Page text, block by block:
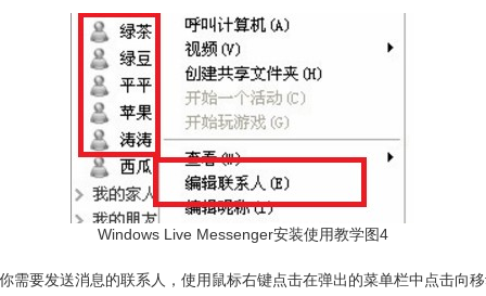
Windows Live Messenger安装使用教学图4
要发送消息的联系人，使用鼠标右键点击在弹出的菜单栏中点击向